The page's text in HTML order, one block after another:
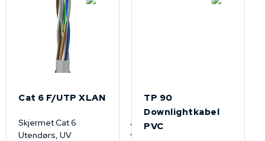
Cat 6 F/UTP XLAN
Skjermet Cat 6
Utendørs, UV
TP 90
Downlightkabel
PVC